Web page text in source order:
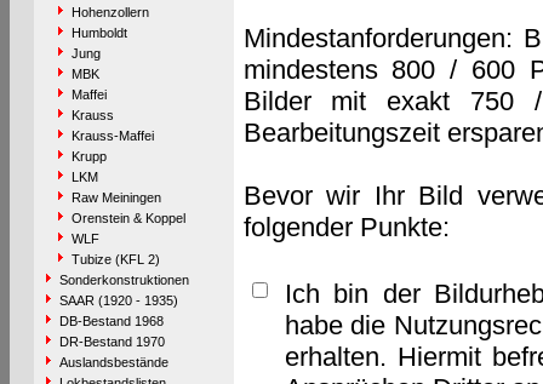
Hohenzollern
Humboldt
Jung
MBK
Maffei
Krauss
Krauss-Maffei
Krupp
LKM
Raw Meiningen
Orenstein & Koppel
WLF
Tubize (KFL 2)
Sonderkonstruktionen
SAAR (1920 - 1935)
DB-Bestand 1968
DR-Bestand 1970
Auslandsbestände
Mindestanforderungen:
mindestens 800 / 600
Bilder mit exakt 750
Bearbeitungszeit
Bevor wir Ihr Bild
folgender Punkte:
Ich bin der
habe die
erhalten. Hiermit